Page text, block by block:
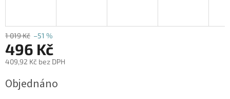
1 019 Kč –51 %
496 Kč
409,92 Kč bez DPH
cena:
Objednáno